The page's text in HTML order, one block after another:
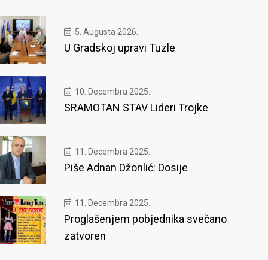
5. Augusta 2026.
U Gradskoj upravi Tuzle
10. Decembra 2025.
SRAMOTAN STAV Lideri Trojke
11. Decembra 2025.
Piše Adnan Džonlić: Dosije
11. Decembra 2025.
Proglašenjem pobjednika svečano
zatvoren